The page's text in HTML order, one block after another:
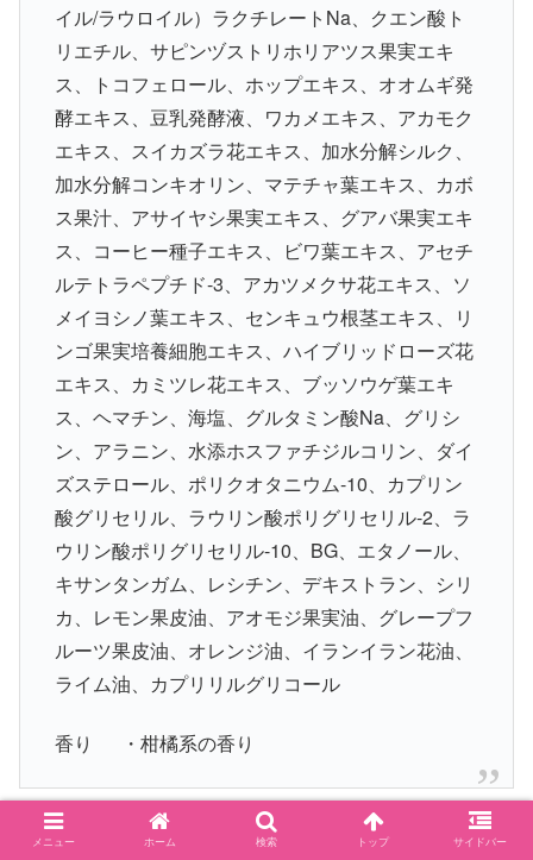
イル/ラウロイル）ラクチレートNa、クエン酸ト
リエチル、サピンヅストリホリアツス果実エキ
ス、トコフェロール、ホップエキス、オオムギ発
酵エキス、豆乳発酵液、ワカメエキス、アカモク
エキス、スイカズラ花エキス、加水分解シルク、
加水分解コンキオリン、マテチャ葉エキス、カボ
ス果汁、アサイヤシ果実エキス、グアバ果実エキ
ス、コーヒー種子エキス、ビワ葉エキス、アセチ
ルテトラペプチド-3、アカツメクサ花エキス、ソ
メイヨシノ葉エキス、センキュウ根茎エキス、リ
ンゴ果実培養細胞エキス、ハイブリッドローズ花
エキス、カミツレ花エキス、ブッソウゲ葉エキ
ス、ヘマチン、海塩、グルタミン酸Na、グリシ
ン、アラニン、水添ホスファチジルコリン、ダイ
ズステロール、ポリクオタニウム-10、カプリン
酸グリセリル、ラウリン酸ポリグリセリル-2、ラ
ウリン酸ポリグリセリル-10、BG、エタノール、
キサンタンガム、レシチン、デキストラン、シリ
カ、レモン果皮油、アオモジ果実油、グレープフ
ルーツ果皮油、オレンジ油、イランイラン花油、
ライム油、カプリリルグリコール
香り ・柑橘系の香り
haru kurokamiスカルプ
メニュー ホーム 検索 トップ サイドバー